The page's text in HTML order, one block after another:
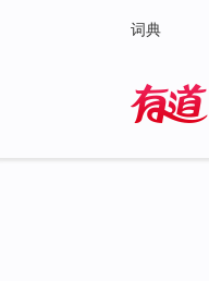
词典